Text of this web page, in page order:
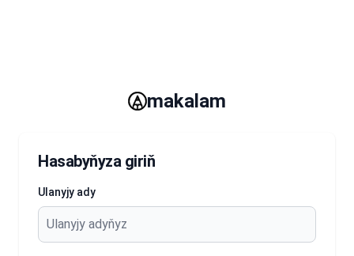
makalam
Hasabyňyza giriň
Ulanyjy ady